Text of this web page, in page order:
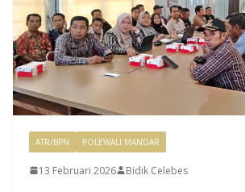
ATR/BPN POLEWALI MANDAR
13 Februari 2026 Bidik Celebes